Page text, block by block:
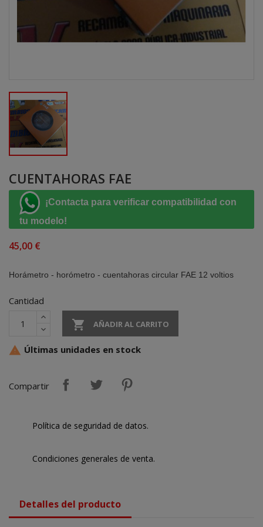
CUENTAHORAS FAE
¡Contacta para verificar compatibilidad con
tu modelo!
45,00 €
Horámetro - horómetro - cuentahoras circular FAE 12 voltios
Cantidad
 AÑADIR AL CARRITO
 Últimas unidades en stock
Compartir
Política de seguridad de datos.
Condiciones generales de venta.
Detalles del producto